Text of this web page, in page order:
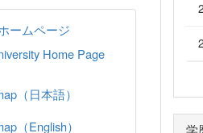
学
ームページ
Home Page
（日本語）
（English）